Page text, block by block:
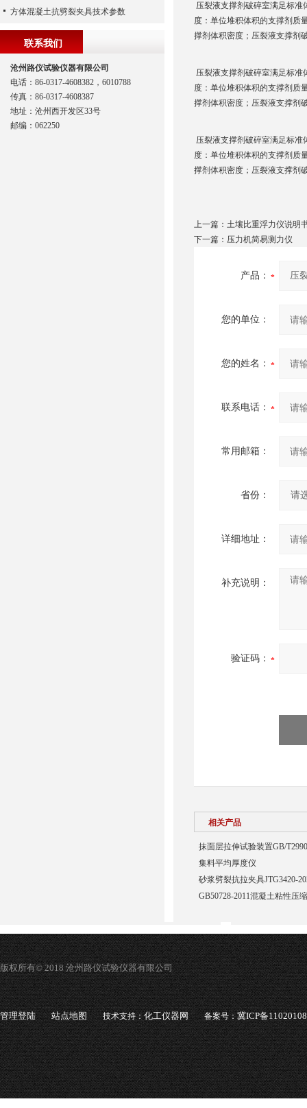
压裂液支撑剂破碎室满足标
度：单位堆积体积的支撑剂质
撑剂体积密度；压裂液支撑剂
压裂液支撑剂破碎室满足标
度：单位堆积体积的支撑剂质
撑剂体积密度；压裂液支撑剂
压裂液支撑剂破碎室满足标
度：单位堆积体积的支撑剂质
撑剂体积密度；压裂液支撑剂
上一篇： 土壤比重浮力仪说明
下一篇： 压力机简易测力仪
产品：
您的单位：
您的姓名：
联系电话：
常用邮箱：
省份：
详细地址：
补充说明：
验证码：
相关产品
抹面层拉伸试验装置GB/
集料平均厚度仪
砂浆劈裂抗拉夹具JTG3420-
GB50728-2011混凝土粘性压
方体混凝土抗劈裂夹具技术参数
联系我们
沧州路仪试验仪器有限公司
电话：86-0317-4608382，6010788
传真：86-0317-4608387
地址：沧州西开发区33号
邮编：062250
版权所有© 2018 沧州路仪试验仪器有限公司
管理登陆 站点地图 技术支持：化工仪器网 备案号：冀ICP备